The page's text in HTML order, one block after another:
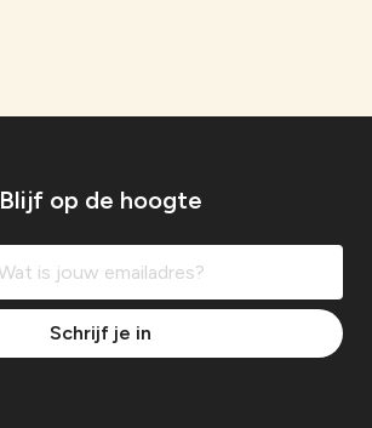
Blijf op de hoogte
Schrijf je in